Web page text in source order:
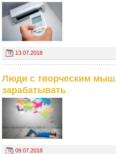
13.07.2018
Люди с творческим
зарабатывать
09.07.2018